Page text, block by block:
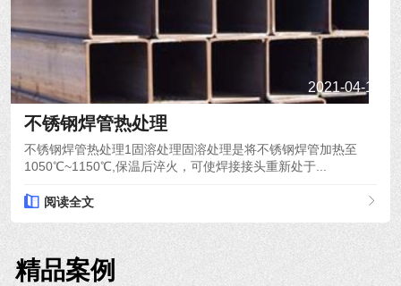
2021-04-19
不锈钢焊管热处理
不锈钢焊管热处理1固溶处理固溶处理是将不锈钢焊管加热至
1050℃~1150℃,保温后淬火，可使焊接接头重新处于...
阅读全文
精品案例